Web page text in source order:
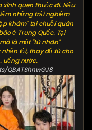
quen thuộc đi. Nếu
những trải nghiệm
khám" tại chuỗi quán
ở Trung Quốc. Tại
là một "tù nhân"
tội, thay đồ tù cho
uống nước.
QBATShnwGJ8